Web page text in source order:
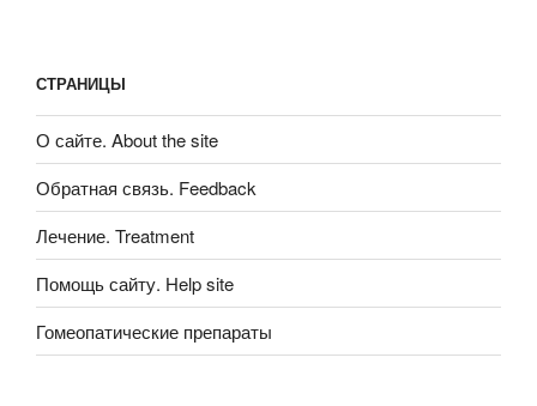
СТРАНИЦЫ
О сайте. About the site
Обратная связь. Feedback
Лечение. Treatment
Помощь сайту. Help site
Гомеопатические препараты